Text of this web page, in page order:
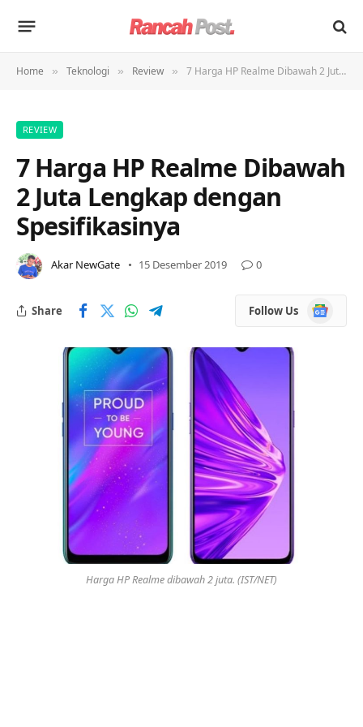
Home » Teknologi » Review » 7 Harga HP Realme Dibawah 2 Juta Lengkap dengan Spesifikasinya
REVIEW
7 Harga HP Realme Dibawah
2 Juta Lengkap dengan
Spesifikasinya
Akar NewGate 15 Desember 2019 0
Share Follow Us
Google
News
Harga HP Realme dibawah 2 juta. (IST/NET)